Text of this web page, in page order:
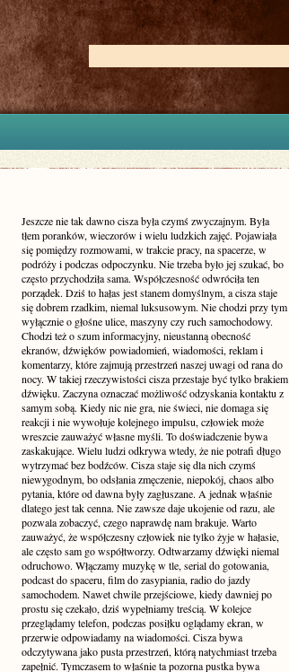
Jeszcze nie tak dawno cisza była czymś zwyczajnym. Była
tłem poranków, wieczorów i wielu ludzkich zajęć. Pojawiała
się pomiędzy rozmowami, w trakcie pracy, na spacerze, w
podróży i podczas odpoczynku. Nie trzeba było jej szukać, bo
często przychodziła sama. Współczesność odwróciła ten
porządek. Dziś to hałas jest stanem domyślnym, a cisza staje
się dobrem rzadkim, niemal luksusowym. Nie chodzi przy tym
wyłącznie o głośne ulice, maszyny czy ruch samochodowy.
Chodzi też o szum informacyjny, nieustanną obecność
ekranów, dźwięków powiadomień, wiadomości, reklam i
komentarzy, które zajmują przestrzeń naszej uwagi od rana do
nocy. W takiej rzeczywistości cisza przestaje być tylko brakiem
dźwięku. Zaczyna oznaczać możliwość odzyskania kontaktu z
samym sobą. Kiedy nic nie gra, nie świeci, nie domaga się
reakcji i nie wywołuje kolejnego impulsu, człowiek może
wreszcie zauważyć własne myśli. To doświadczenie bywa
zaskakujące. Wielu ludzi odkrywa wtedy, że nie potrafi długo
wytrzymać bez bodźców. Cisza staje się dla nich czymś
niewygodnym, bo odsłania zmęczenie, niepokój, chaos albo
pytania, które od dawna były zagłuszane. A jednak właśnie
dlatego jest tak cenna. Nie zawsze daje ukojenie od razu, ale
pozwala zobaczyć, czego naprawdę nam brakuje. Warto
zauważyć, że współczesny człowiek nie tylko żyje w hałasie,
ale często sam go współtworzy. Odtwarzamy dźwięki niemal
odruchowo. Włączamy muzykę w tle, serial do gotowania,
podcast do spaceru, film do zasypiania, radio do jazdy
samochodem. Nawet chwile przejściowe, kiedy dawniej po
prostu się czekało, dziś wypełniamy treścią. W kolejce
przeglądamy telefon, podczas posiłku oglądamy ekran, w
przerwie odpowiadamy na wiadomości. Cisza bywa
odczytywana jako pusta przestrzeń, którą natychmiast trzeba
zapełnić. Tymczasem to właśnie ta pozorna pustka bywa